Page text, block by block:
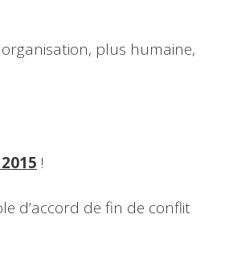
plus humaine,
!
d’accord de fin de conflit